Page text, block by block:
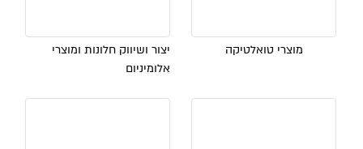
מוצרי טואלטיקה
יצור ושיווק חלונות ומוצרי
אלומיניום